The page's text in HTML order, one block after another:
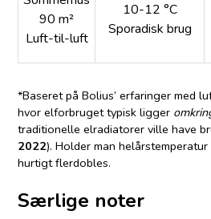
90 m²
Luft-til-luft
10-12 °C
Sporadisk brug
*Baseret på Bolius’ erfaringer med
hvor el­forbruget typisk ligger
traditionelle el­radiatorer ville have
2022). Holder man
hurtigt flerdobles.
Særlige noter